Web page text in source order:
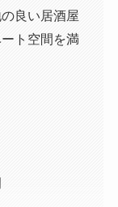
良い居酒屋
ト空間を満